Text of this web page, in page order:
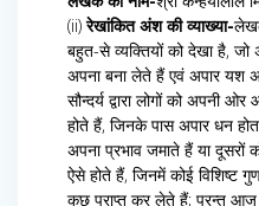
(ii)रेखांकित अंश की व्याख्या-
बहुत-से व्यक्तियों को देखा है, जो
अपना बना लेते हैं एवं अपार यश
सौन्दर्य द्वारा लोगों को अपनी
होते हैं, जिनके पास अपार धन
अपना प्रभाव जमाते हैं या
ऐसे होते हैं, जिनमें कोई विशिष्ट
कुछ प्राप्त कर लेते हैं; परन्तु